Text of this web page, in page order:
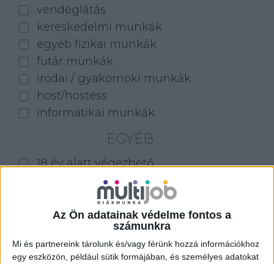
Az Ön adatainak védelme fontos a
számunkra
Mi és partnereink tárolunk és/vagy férünk hozzá információkhoz
egy eszközön, például sütik formájában, és személyes adatokat
vendéglátás
kereskedelmi munkák
egyéb fizikai munkák
futár munkák
irodai / gyakornoki munkák
host/hostess
informatikai munkák
EGYÉB
18 év alatt végezhető
for foreigners (külföldieknek)
homeoffice
Szűrés